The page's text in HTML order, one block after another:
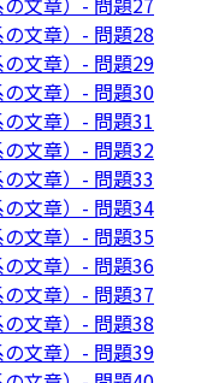
文章）- 問題28
文章）- 問題29
文章）- 問題30
文章）- 問題31
文章）- 問題32
文章）- 問題33
文章）- 問題34
文章）- 問題35
文章）- 問題36
文章）- 問題37
文章）- 問題38
文章）- 問題39